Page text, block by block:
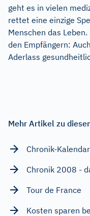
geht es in vielen
rettet eine einzige
Menschen das
den Empfängern:
Aderlass
Mehr Artikel zu
Chronik-
Chronik 2008 -
Tour de France
Kosten sparen